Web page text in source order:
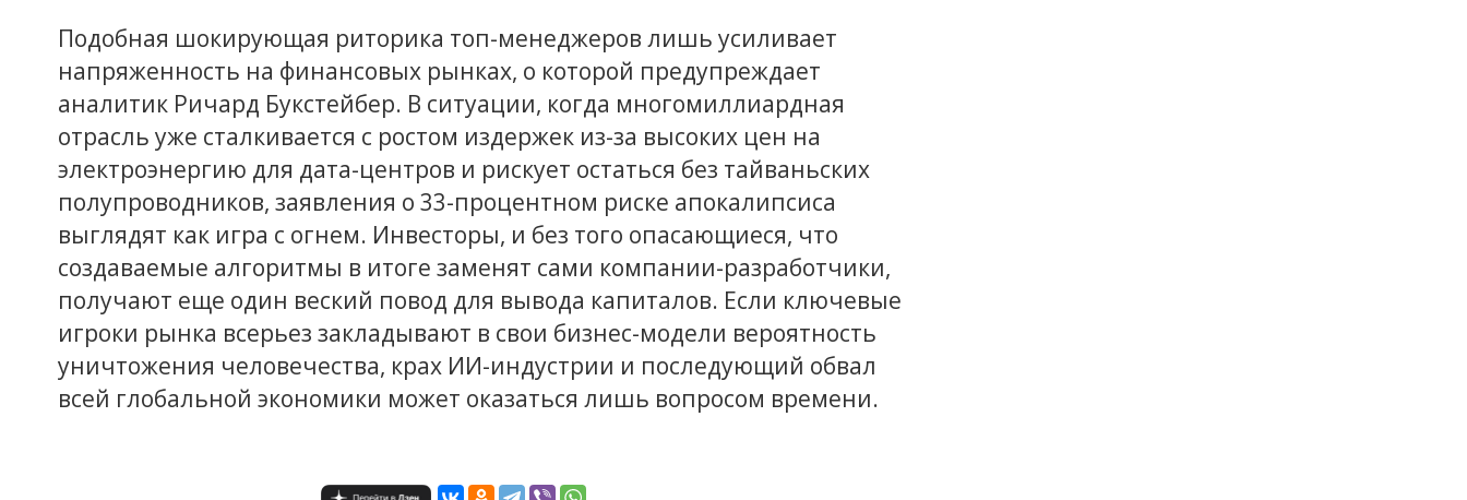
Подобная шокирующая риторика топ-менеджеров лишь усиливает
напряженность на финансовых рынках, о которой предупреждает
аналитик Ричард Букстейбер. В ситуации, когда многомиллиардная
отрасль уже сталкивается с ростом издержек из-за высоких цен на
электроэнергию для дата-центров и рискует остаться без тайваньских
полупроводников, заявления о 33-процентном риске апокалипсиса
выглядят как игра с огнем. Инвесторы, и без того опасающиеся, что
создаваемые алгоритмы в итоге заменят сами компании-разработчики,
получают еще один веский повод для вывода капиталов. Если ключевые
игроки рынка всерьез закладывают в свои бизнес-модели вероятность
уничтожения человечества, крах ИИ-индустрии и последующий обвал
всей глобальной экономики может оказаться лишь вопросом времени.